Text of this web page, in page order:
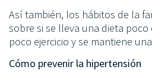
Así también, los hábitos de la
sobre si se lleva una dieta poco
poco ejercicio y se mantiene
Cómo prevenir la hipertensión